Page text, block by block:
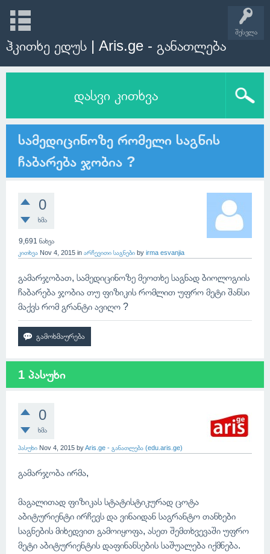
შესვლა
ჰკითხე ედუს | Aris.ge - განათლება
დასვი კითხვა
სამედიცინოზე რომელი საგნის
ჩაბარება ჯობია ?
0
ხმა
9,691 ნახვა
კითხვა Nov 4, 2015 in არჩევითი საგნები by irma esvanjia
გამარჯობათ, სამედიცინოზე მეოთხე საგნად ბიოლოგიის
ჩაბარება ჯობია თუ ფიზიკის რომლით უფრო მეტი შანსი
მაქვს რომ გრანტი ავიღო ?
1 პასუხი
0
ხმა
პასუხი Nov 4, 2015 byAris.ge - განათლება (edu.aris.ge)
გამარჯობა ირმა,
მაგალითად ფიზიკას სტატისტიკურად ცოტა
აბიტურიენტი ირჩევს და ვინაიდან საგრანტო თანხები
საგნების მიხედვით გამოიყოფა, ასეთ შემთხვევაში უფრო
მეტი აბიტურიენტის დაფინანსების საშუალება იქმნება.